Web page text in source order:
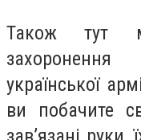
Також тут
захоронення
української
ви побачите